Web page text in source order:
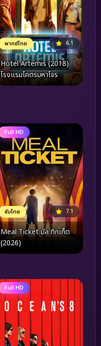
พากย์ไทย 6.1
Hotel Artemis (2018)
โรงแรมโคตรมหาโจร
Full HD
ซับไทย 7.1
Meal Ticket มีล ทิกเก็ต
(2026)
Full HD